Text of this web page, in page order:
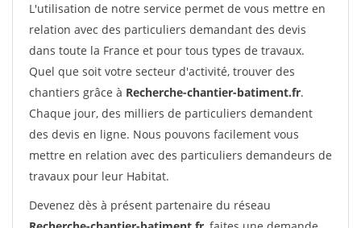
L'utilisation de notre service permet de vous mettre en
relation avec des particuliers demandant des devis
dans toute la France et pour tous types de travaux.
Quel que soit votre secteur d'activité, trouver des
chantiers grâce à Recherche-chantier-batiment.fr.
Chaque jour, des milliers de particuliers demandent
des devis en ligne. Nous pouvons facilement vous
mettre en relation avec des particuliers demandeurs de
travaux pour leur Habitat.
Devenez dès à présent partenaire du réseau